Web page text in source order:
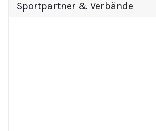
Sportpartner & Verbände